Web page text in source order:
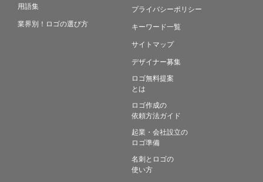
用語集
業界別！ロゴの選び方
プライバシーポリシー
キーワード一覧
サイトマップ
デザイナー募集
ロゴ無料提案
とは
ロゴ作成の
依頼方法ガイド
起業・会社設立の
ロゴ準備
名刺とロゴの
使い方